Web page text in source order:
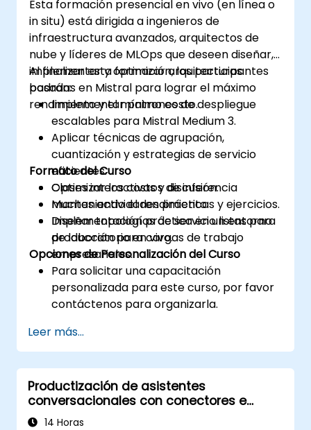
Esta formación presencial en vivo (en línea o
in situ) está dirigida a ingenieros de
infraestructura avanzados, arquitectos de
nube y líderes de MLOps que deseen diseñar,
implementar y optimizar arquitecturas
basadas en Mistral para lograr el máximo
rendimiento y el mínimo costo.
Al finalizar esta formación, los participantes
podrán:
Implementar patrones de despliegue
escalables para Mistral Medium 3.
Aplicar técnicas de agrupación,
cuantización y estrategias de servicio
eficientes.
Optimizar los costos de inferencia
manteniendo el rendimiento.
Diseñar topologías de servicio listas para
producción para cargas de trabajo
empresariales.
Formato del Curso
Clases interactivas y discusión.
Muchas actividades prácticas y ejercicios.
Implementación práctica en un entorno
de laboratorio en vivo.
Opciones de Personalización del Curso
Para solicitar una capacitación
personalizada para este curso, por favor
contáctenos para organizarla.
Leer más...
Productización de asistentes
conversacionales con conectores e
integraciones de Mistral
14 Horas